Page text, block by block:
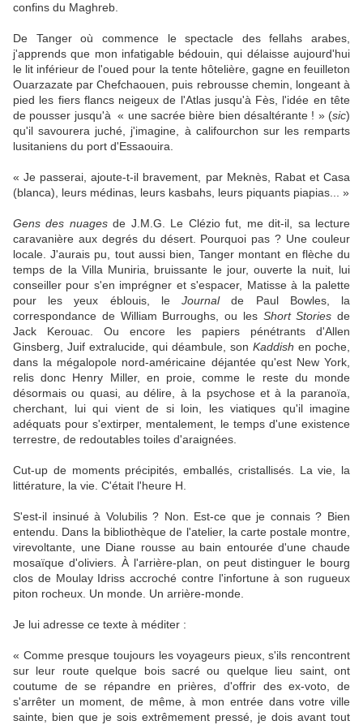
confins du Maghreb.
De Tanger où commence le spectacle des fellahs arabes,
j'apprends que mon infatigable bédouin, qui délaisse aujourd'hui
le lit inférieur de l'oued pour la tente hôtelière, gagne en feuilleton
Ouarzazate par Chefchaouen, puis rebrousse chemin, longeant à
pied les fiers flancs neigeux de l'Atlas jusqu'à Fès, l'idée en tête
de pousser jusqu'à « une sacrée bière bien désaltérante ! » (sic)
qu'il savourera juché, j'imagine, à califourchon sur les remparts
lusitaniens du port d'Essaouira.
« Je passerai, ajoute-t-il bravement, par Meknès, Rabat et Casa
(blanca), leurs médinas, leurs kasbahs, leurs piquants piapias... »
Gens des nuagesde J.M.G. Le Clézio fut, me dit-il, sa lecture
caravanière aux degrés du désert. Pourquoi pas ? Une couleur
locale. J'aurais pu, tout aussi bien, Tanger montant en flèche du
temps de la Villa Muniria, bruissante le jour, ouverte la nuit, lui
conseiller pour s'en imprégner et s'espacer, Matisse à la palette
pour les yeux éblouis, leJournalde Paul Bowles, la
correspondance de William Burroughs, ou les Short Stories de
Jack Kerouac. Ou encore les papiers pénétrants d'Allen
Ginsberg, Juif extralucide, qui déambule, son Kaddish en poche,
dans la mégalopole nord-américaine déjantée qu'est New York,
relis donc Henry Miller, en proie, comme le reste du monde
désormais ou quasi, au délire, à la psychose et à la paranoïa,
cherchant, lui qui vient de si loin, les viatiques qu'il imagine
adéquats pour s'extirper, mentalement, le temps d'une existence
terrestre, de redoutables toiles d'araignées.
Cut-up de moments précipités, emballés, cristallisés. La vie, la
littérature, la vie. C'était l'heure H.
S'est-il insinué à Volubilis ? Non. Est-ce que je connais ? Bien
entendu. Dans la bibliothèque de l'atelier, la carte postale montre,
virevoltante, une Diane rousse au bain entourée d'une chaude
mosaïque d'oliviers. À l'arrière-plan, on peut distinguer le bourg
clos de Moulay Idriss accroché contre l'infortune à son rugueux
piton rocheux. Un monde. Un arrière-monde.
Je lui adresse ce texte à méditer :
« Comme presque toujours les voyageurs pieux, s'ils rencontrent
sur leur route quelque bois sacré ou quelque lieu saint, ont
coutume de se répandre en prières, d'offrir des ex-voto, de
s'arrêter un moment, de même, à mon entrée dans votre ville
sainte, bien que je sois extrêmement pressé, je dois avant tout